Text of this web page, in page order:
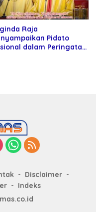
Raja
Pidato
dalam Peringatan
Disclaimer
Indeks